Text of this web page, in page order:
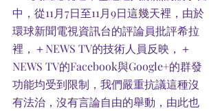
中，從11月7日至11月9日這幾天裡，由於
環球新聞電視資訊台的評論員批評希拉
裡，＋NEWS TV的技術人員反映，＋
NEWS TV的Facebook與Google+的群發
功能均受到限制，我們嚴重抗議這種沒
有法治，沒有言論自由的舉動，由此也